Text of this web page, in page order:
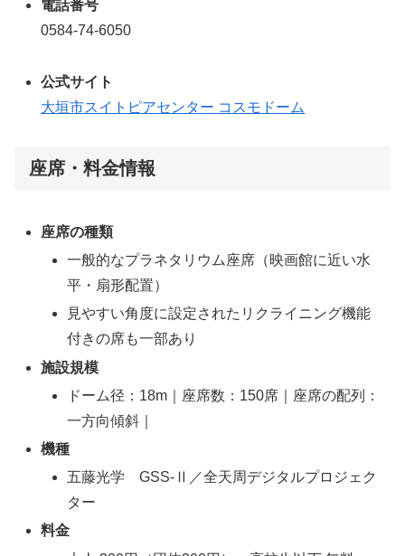
電話番号
0584-74-6050
公式サイト
大垣市スイトピアセンター コスモドーム
座席・料金情報
座席の種類
一般的なプラネタリウム座席（映画館に近い水
平・扇形配置）
見やすい角度に設定されたリクライニング機能
付きの席も一部あり
施設規模
ドーム径：18m｜座席数：150席｜座席の配列：
一方向傾斜｜
機種
五藤光学 GSS-Ⅱ／全天周デジタルプロジェク
ター
料金